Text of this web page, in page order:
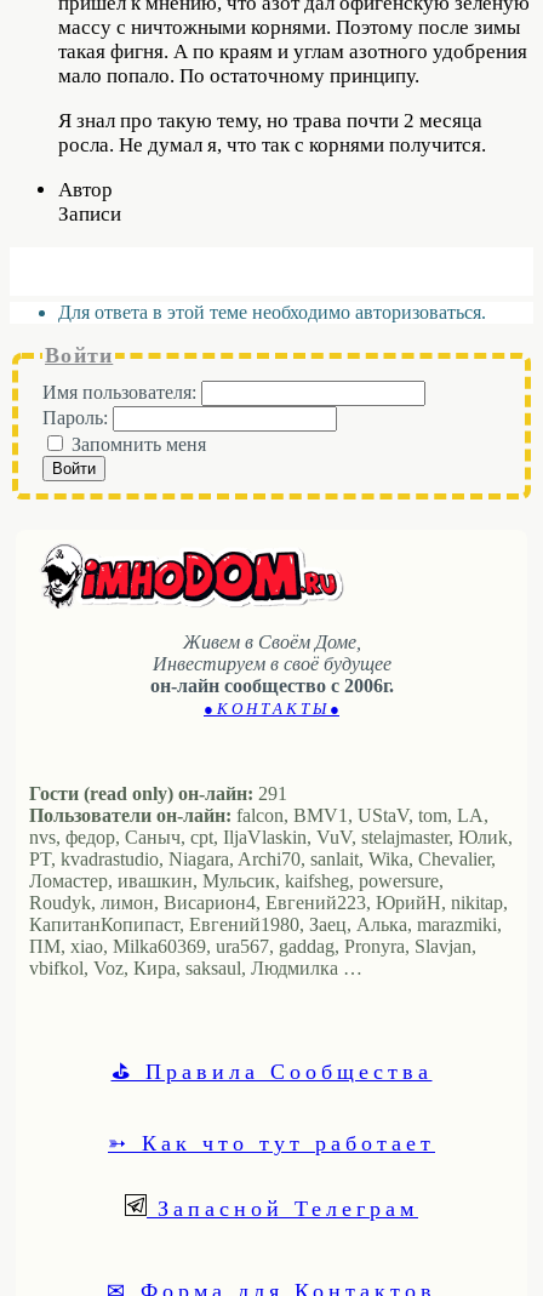
массу с ничтожными корнями. Поэтому после зимы
такая фигня. А по краям и углам азотного удобрения
мало попало. По остаточному принципу.
Я знал про такую тему, но трава почти 2 месяца
росла. Не думал я, что так с корнями получится.
Автор
Записи
Для ответа в этой теме необходимо авторизоваться.
Войти
Имя пользователя:
Пароль:
Запомнить меня
Войти
Живем в Своём Доме,
Инвестируем в своё будущее
он-лайн сообщество с 2006г.
● К О Н Т А К Т Ы ●
Гости (read only) он-лайн: 291
Пользователи он-лайн: falcon, BMV1, UStaV, tom, LA,
nvs, федор, Саныч, cpt, IljaVlaskin, VuV, stelajmaster, Юлиk,
PT, kvadrastudio, Niagara, Archi70, sanlait, Wika, Chevalier,
Ломастер, ивашкин, Мульсик, kaifsheg, powersure,
Roudyk, лимон, Висариoн4, Евгений223, ЮрийН, nikitap,
КапитанКопипаст, Евгений1980, Заец, Алька, marazmiki,
ПМ, xiao, Milka60369, ura567, gaddag, Pronyra, Slavjan,
vbifkol, Voz, Кира, saksaul, Людмилка …
⛳ Правила Сообщества
➳ Как что тут работает
Запасной Телеграм